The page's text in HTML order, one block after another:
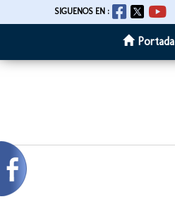
al
SIGUENOS EN :
Portada